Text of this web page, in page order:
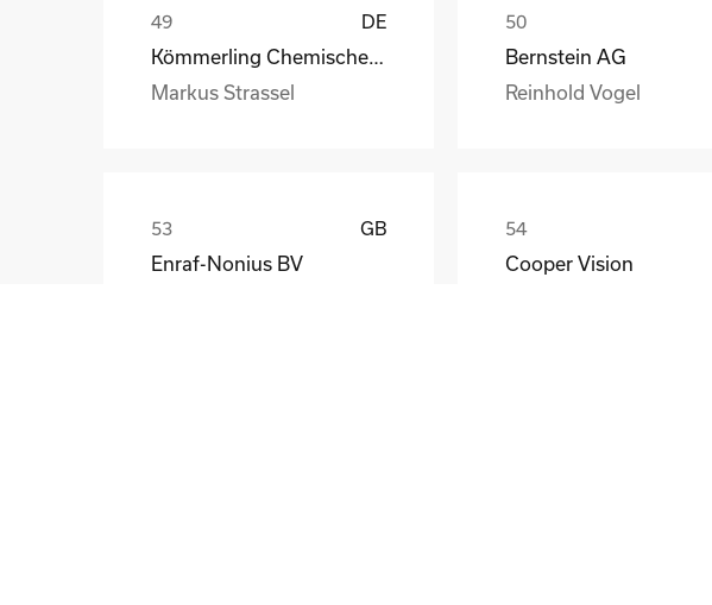
DE
Markus Strassel
Bernstein AG
Reinhold Vogel
GB
Enraf-Nonius BV
Cooper Vision